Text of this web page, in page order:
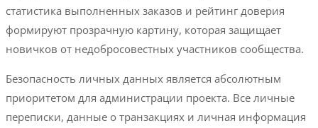
статистика выполненных заказов и рейтинг доверия
формируют прозрачную картину, которая защищает
новичков от недобросовестных участников сообщества.
Безопасность личных данных является абсолютным
приоритетом для администрации проекта. Все личные
переписки, данные о транзакциях и личная информация